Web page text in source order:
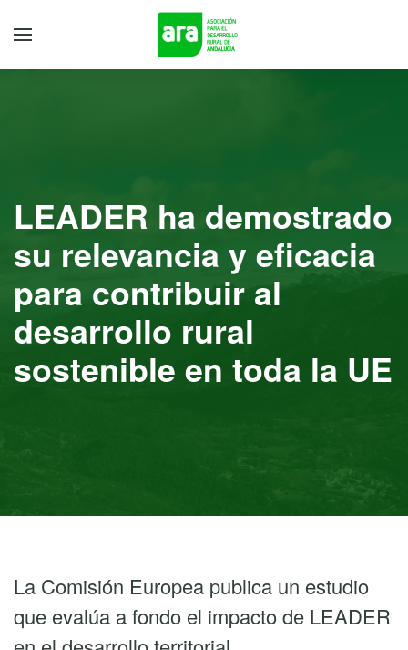
LEADER ha demostrado
su relevancia y eficacia
para contribuir al
desarrollo rural
sostenible en toda la UE
La Comisión Europea publica un estudio
que evalúa a fondo el impacto de LEADER